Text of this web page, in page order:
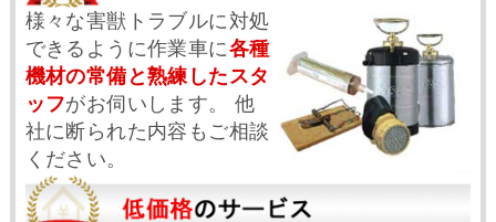
様々な害獣トラブルに対処
できるように作業車に各種
機材の常備と熟練したスタ
ッフがお伺いします。 他
社に断られた内容もご相談
ください。